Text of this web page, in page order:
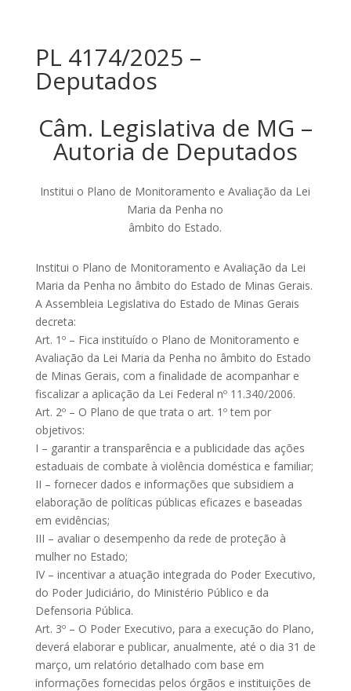
PL 4174/2025 –
Deputados
Câm. Legislativa de MG –
Autoria de Deputados
Institui o Plano de Monitoramento e Avaliação da Lei
Maria da Penha no
âmbito do Estado.
Institui o Plano de Monitoramento e Avaliação da Lei
Maria da Penha no âmbito do Estado de Minas Gerais.
A Assembleia Legislativa do Estado de Minas Gerais
decreta:
Art. 1º – Fica instituído o Plano de Monitoramento e
Avaliação da Lei Maria da Penha no âmbito do Estado
de Minas Gerais, com a finalidade de acompanhar e
fiscalizar a aplicação da Lei Federal nº 11.340/2006.
Art. 2º – O Plano de que trata o art. 1º tem por
objetivos:
I – garantir a transparência e a publicidade das ações
estaduais de combate à violência doméstica e familiar;
II – fornecer dados e informações que subsidiem a
elaboração de políticas públicas eficazes e baseadas
em evidências;
III – avaliar o desempenho da rede de proteção à
mulher no Estado;
IV – incentivar a atuação integrada do Poder Executivo,
do Poder Judiciário, do Ministério Público e da
Defensoria Pública.
Art. 3º – O Poder Executivo, para a execução do Plano,
deverá elaborar e publicar, anualmente, até o dia 31 de
março, um relatório detalhado com base em
informações fornecidas pelos órgãos e instituições de